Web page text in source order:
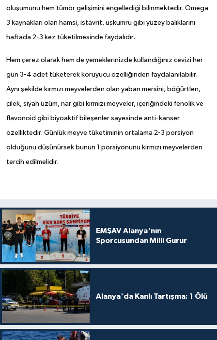
oluşumunu hem tümör gelişimini engellediği bilinmektedir. Omega
3 kaynakları olan hamsi, istavrit, uskumru gibi yüzey balıklarını
haftada 2-3 kez tüketilmesinde faydalıdır.
Hem çerez olarak hem de yemeklerinizde kullandığınız cevizi her
gün 3-4 adet tüketerek koruyucu özelliğinden faydalanılabilir.
Aynı şekilde kırmızı meyvelerden olan yaban mersini, böğürtlen,
çilek, siyah üzüm, nar gibi kırmızı meyveler, içeriğindeki fenolik ve
flavonoid gibi biyoaktif bileşenler sayesinde anti-kanser
özelliktedir. Günlük meyve tüketiminin ortalama 2-3 porsiyon
olduğunu düşünürsek bunun 1 porsiyonunu kırmızı meyvelerden
tercih edilmelidir.
EMŞAV Alanya'nın
Sporcusundan Milli Gurur
Alanya'da Kanlı Tartışma: 1 Ölü